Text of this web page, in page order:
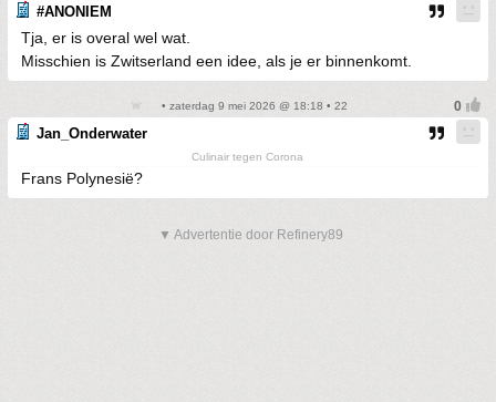
#ANONIEM
Tja, er is overal wel wat.
Misschien is Zwitserland een idee, als je er binnenkomt.
• zaterdag 9 mei 2026 @ 18:18 • 22
Jan_Onderwater
Culinair tegen Corona
Frans Polynesië?
▼ Advertentie door Refinery89